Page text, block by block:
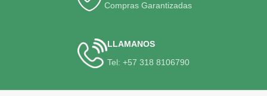
Compras Garantizadas
LLAMANOS
Tel: +57 318 8106790